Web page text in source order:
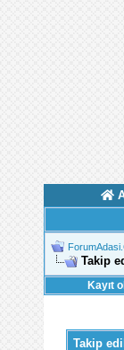
Takip
Kayıt ol
Takip